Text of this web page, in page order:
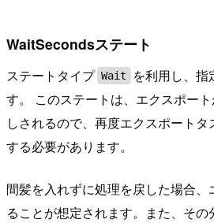
WaitSecondsステート
ステートタイプ Wait
を利用し、指
す。 このステートは、エクスポー
しされるので、再度エクスポート
する必要があります。
間髪を入れずに処理を戻した場合
ることが想定されます。また、そ